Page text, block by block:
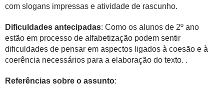
com slogans impressas e atividade de rascunho.
Dificuldades antecipadas: Como os alunos de 2º ano
estão em processo de alfabetização podem sentir
dificuldades de pensar em aspectos ligados à coesão e à
coerência necessários para a elaboração do texto. .
Referências sobre o assunto: